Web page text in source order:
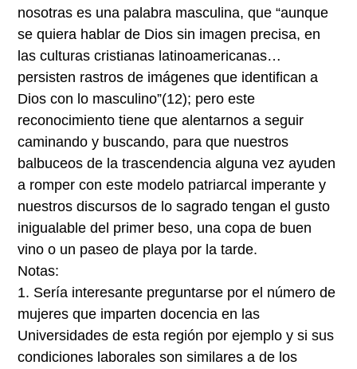
nosotras es una palabra masculina, que “aunque
se quiera hablar de Dios sin imagen precisa, en
las culturas cristianas latinoamericanas…
persisten rastros de imágenes que identifican a
Dios con lo masculino”(12); pero este
reconocimiento tiene que alentarnos a seguir
caminando y buscando, para que nuestros
balbuceos de la trascendencia alguna vez ayuden
a romper con este modelo patriarcal imperante y
nuestros discursos de lo sagrado tengan el gusto
inigualable del primer beso, una copa de buen
vino o un paseo de playa por la tarde.
Notas:
1. Sería interesante preguntarse por el número de
mujeres que imparten docencia en las
Universidades de esta región por ejemplo y si sus
condiciones laborales son similares a de los